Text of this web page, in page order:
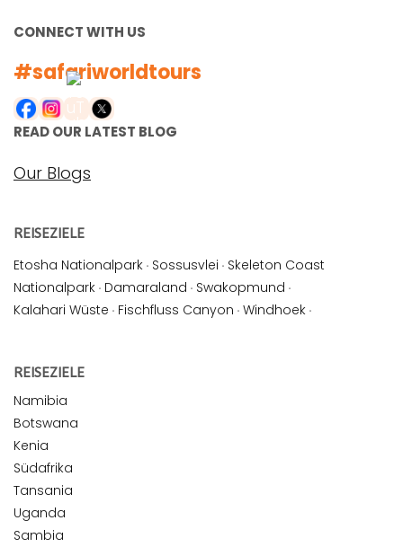
CONNECT WITH US
#safariworldtours
READ OUR LATEST BLOG
Our Blogs
REISEZIELE
Etosha Nationalpark · Sossusvlei · Skeleton Coast
Nationalpark · Damaraland · Swakopmund ·
Kalahari Wüste · Fischfluss Canyon · Windhoek ·
REISEZIELE
Namibia
Botswana
Kenia
Südafrika
Tansania
Uganda
Sambia